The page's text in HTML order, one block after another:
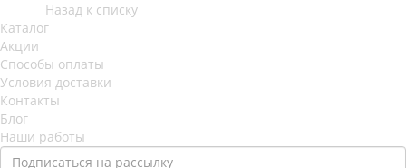
Назад к списку
Каталог
Акции
Способы оплаты
Условия доставки
Контакты
Блог
Наши работы